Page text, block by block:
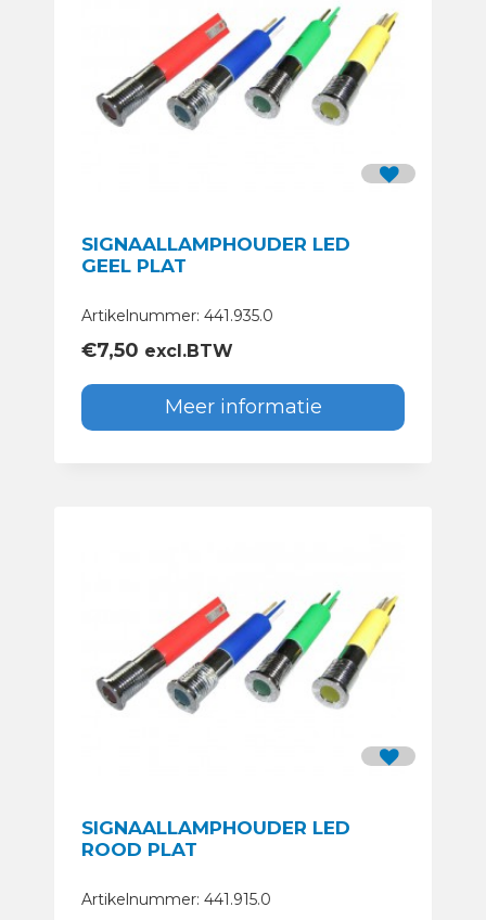
SIGNAALLAMPHOUDER LED
GEEL PLAT
Artikelnummer: 441.935.0
€7,50 excl.BTW
Meer informatie
SIGNAALLAMPHOUDER LED
ROOD PLAT
Artikelnummer: 441.915.0